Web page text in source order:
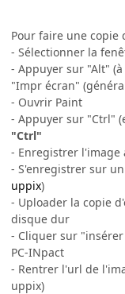
Pour faire une copie
- Sélectionner la
- Appuyer sur "Alt"
"Impr écran"
- Ouvrir Paint
- Appuyer sur "Ctrl"
"Ctrl"
- Enregistrer
- S'enregistrer sur
uppix)
- Uploader la copie
disque dur
- Cliquer sur
PC-INpact
- Rentrer l'url de
uppix)